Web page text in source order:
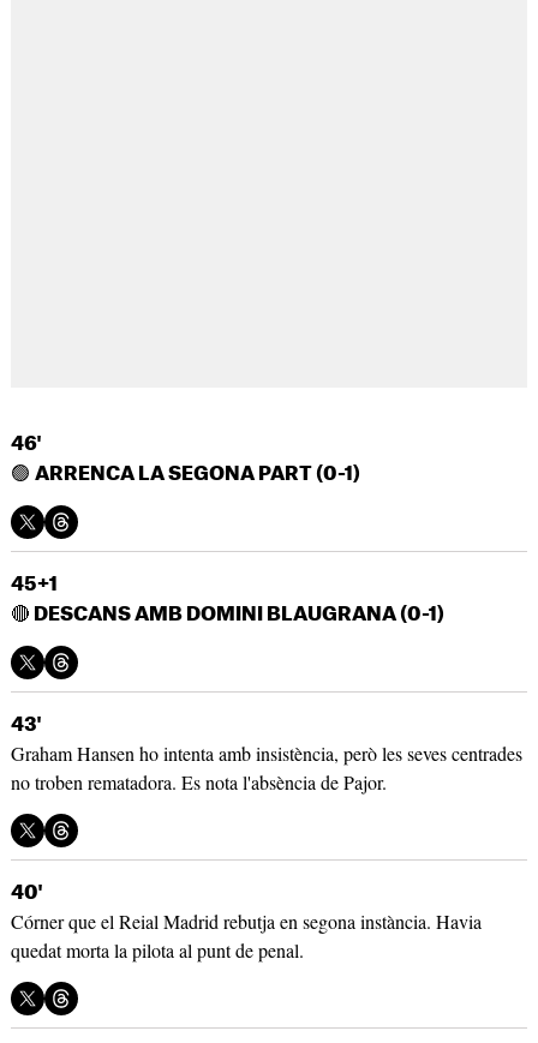
46'
🟢 ARRENCA LA SEGONA PART (0-1)
45+1
🔴 DESCANS AMB DOMINI BLAUGRANA (0-1)
43'
Graham Hansen ho intenta amb insistència, però les seves centrades
no troben rematadora. Es nota l'absència de Pajor.
40'
Córner que el Reial Madrid rebutja en segona instància. Havia
quedat morta la pilota al punt de penal.